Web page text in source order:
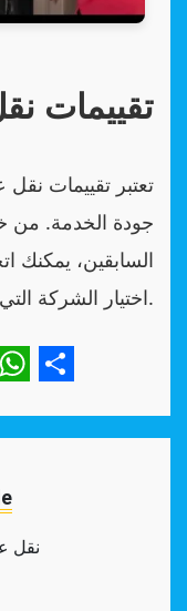
تقييمات
تعتبر تقييمات
جودة الخدمة. من
السابقين، يمكنك
اختيار الشركة التي تلبي احتياجاتك بشكل أفضل.
نقل